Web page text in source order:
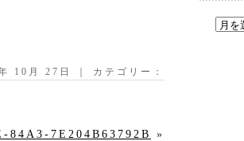
10月 27日 ｜ カテゴリー：
84A3-7E204B63792B »